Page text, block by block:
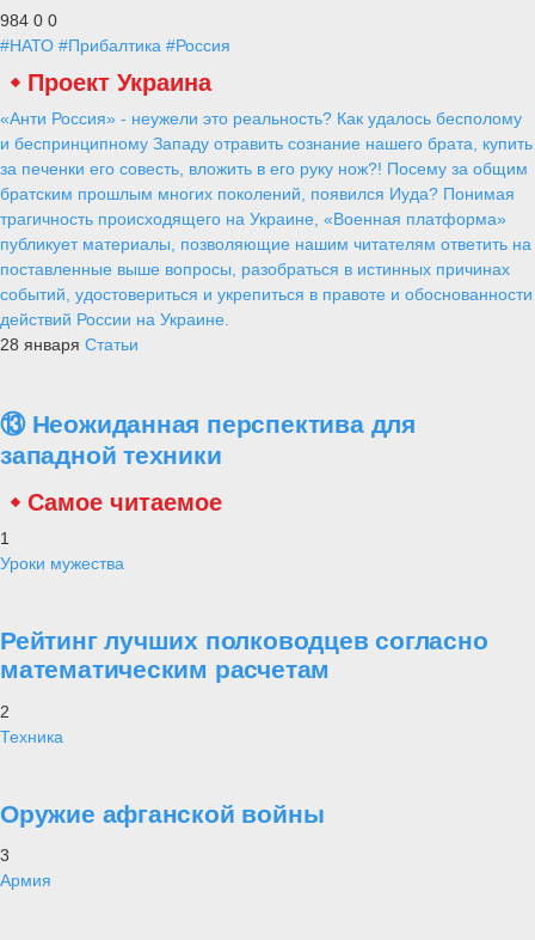
984 0 0
#НАТО #Прибалтика #Россия
Проект Украина
«Анти Россия» - неужели это реальность? Как удалось бесполому
и беспринципному Западу отравить сознание нашего брата, купить
за печенки его совесть, вложить в его руку нож?! Посему за общим
братским прошлым многих поколений, появился Иуда? Понимая
трагичность происходящего на Украине, «Военная платформа»
публикует материалы, позволяющие нашим читателям ответить на
поставленные выше вопросы, разобраться в истинных причинах
событий, удостовериться и укрепиться в правоте и обоснованности
действий России на Украине.
28 января Статьи
⑬ Неожиданная перспектива для
западной техники
Самое читаемое
1
Уроки мужества
Рейтинг лучших полководцев согласно
математическим расчетам
2
Техника
Оружие афганской войны
3
Армия